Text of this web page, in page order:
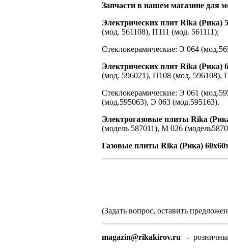
Запчасти в нашем магазине для
Электрических плит Rika (Рика)
(мод. 561108), П111 (мод. 561111);
Стеклокерамические: Э 064
Электрических плит Rika (Рика)
(мод. 596021), П108 (мод. 596108),
Стеклокерамические: Э 061
(мод.595063), Э 063 (мод.595163).
Электрогазовые плиты Rika
(модель 587011), М 026
Газовые плиты Rika (Рика)
(Задать вопрос, оставить
magazin@rikakirov.ru -